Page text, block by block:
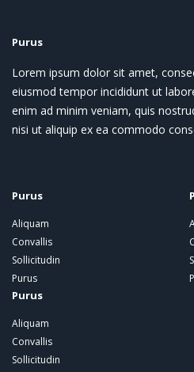
Purus
Lorem ipsum dolor sit amet,
eiusmod tempor incididunt ut
enim ad minim veniam, quis
nisi ut aliquip ex ea commodo
Purus
Aliquam
Convallis
Sollicitudin
Purus
Purus
Aliquam
Convallis
Sollicitudin